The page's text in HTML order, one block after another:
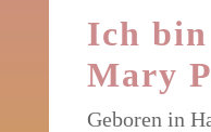
Ich
Mary
Geboren in